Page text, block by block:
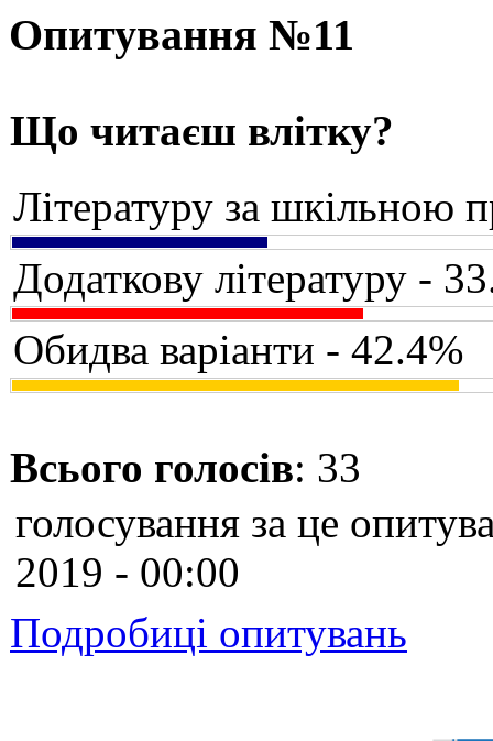
Опитування №11
Що читаєш влітку?
Літературу за шкільною
Додаткову літературу -
Обидва варіанти - 42.4%
Всього голосів: 33
голосування за це
2019 - 00:00
Подробиці опитувань